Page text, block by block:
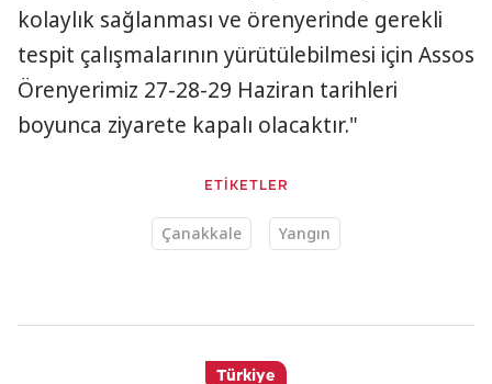
kolaylık sağlanması ve örenyerinde gerekli
tespit çalışmalarının yürütülebilmesi için Assos
Örenyerimiz 27-28-29 Haziran tarihleri
boyunca ziyarete kapalı olacaktır."
ETİKETLER
Çanakkale Yangın
Türkiye